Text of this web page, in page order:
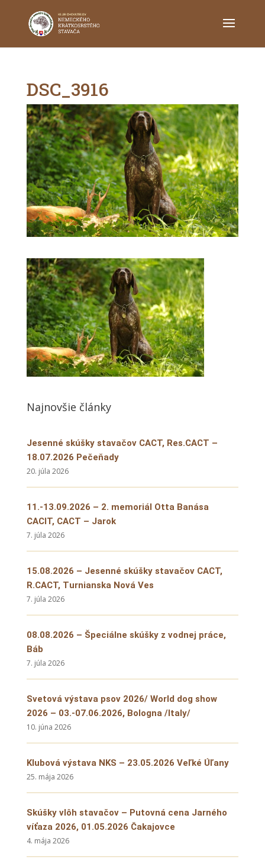
DSC_3916
Najnovšie články
Jesenné skúšky stavačov CACT, Res.CACT –
18.07.2026 Pečeňady
20. júla 2026
11.-13.09.2026 – 2. memoriál Otta Banása
CACIT, CACT – Jarok
7. júla 2026
15.08.2026 – Jesenné skúšky stavačov CACT,
R.CACT, Turnianska Nová Ves
7. júla 2026
08.08.2026 – Špeciálne skúšky z vodnej práce,
Báb
7. júla 2026
Svetová výstava psov 2026/ World dog show
2026 – 03.-07.06.2026, Bologna /Italy/
10. júna 2026
Klubová výstava NKS – 23.05.2026 Veľké Úľany
25. mája 2026
Skúšky vlôh stavačov – Putovná cena Jarného
víťaza 2026, 01.05.2026 Čakajovce
4. mája 2026